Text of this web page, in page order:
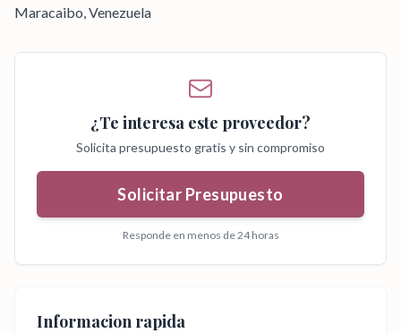
Maracaibo, Venezuela
¿Te interesa este proveedor?
Solicita presupuesto gratis y sin compromiso
Solicitar Presupuesto
Responde en menos de 24 horas
Informacion rapida